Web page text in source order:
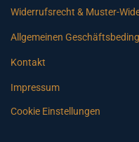
Widerrufsrecht & Muster-
Allgemeinen
Kontakt
Impressum
Cookie Einstellungen